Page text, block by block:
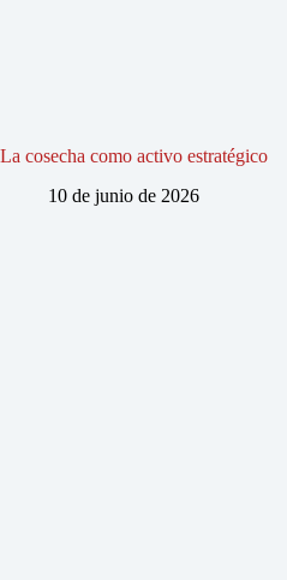
La cosecha como activo estratégico
10 de junio de 2026